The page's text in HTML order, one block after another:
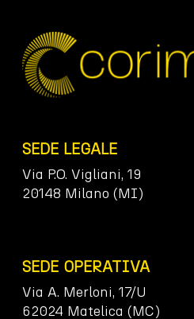
SEDE LEGALE
Via P.O. Vigliani, 19
20148 Milano (MI)
SEDE OPERATIVA
Via A. Merloni, 17/U
62024 Matelica (MC)